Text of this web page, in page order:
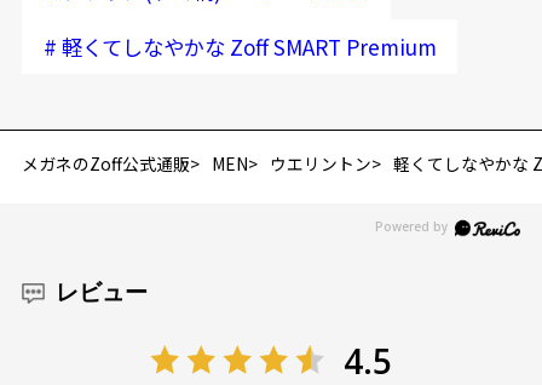
# 軽くてしなやかな Zoff SMART Premium
メガネのZoff公式通販 MEN ウエリントン 軽くてしなやかな
レビュー
4.5